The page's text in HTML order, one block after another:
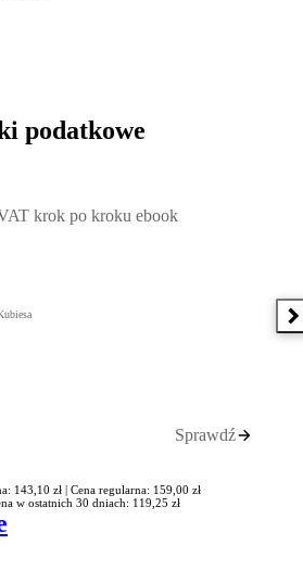
podatkowe
po kroku ebook, Patrycja Kubiesa -
krok po kroku ebook
Sprawdź
143,10 zł | Cena regularna: 159,00 zł
w ostatnich 30 dniach: 119,25 zł